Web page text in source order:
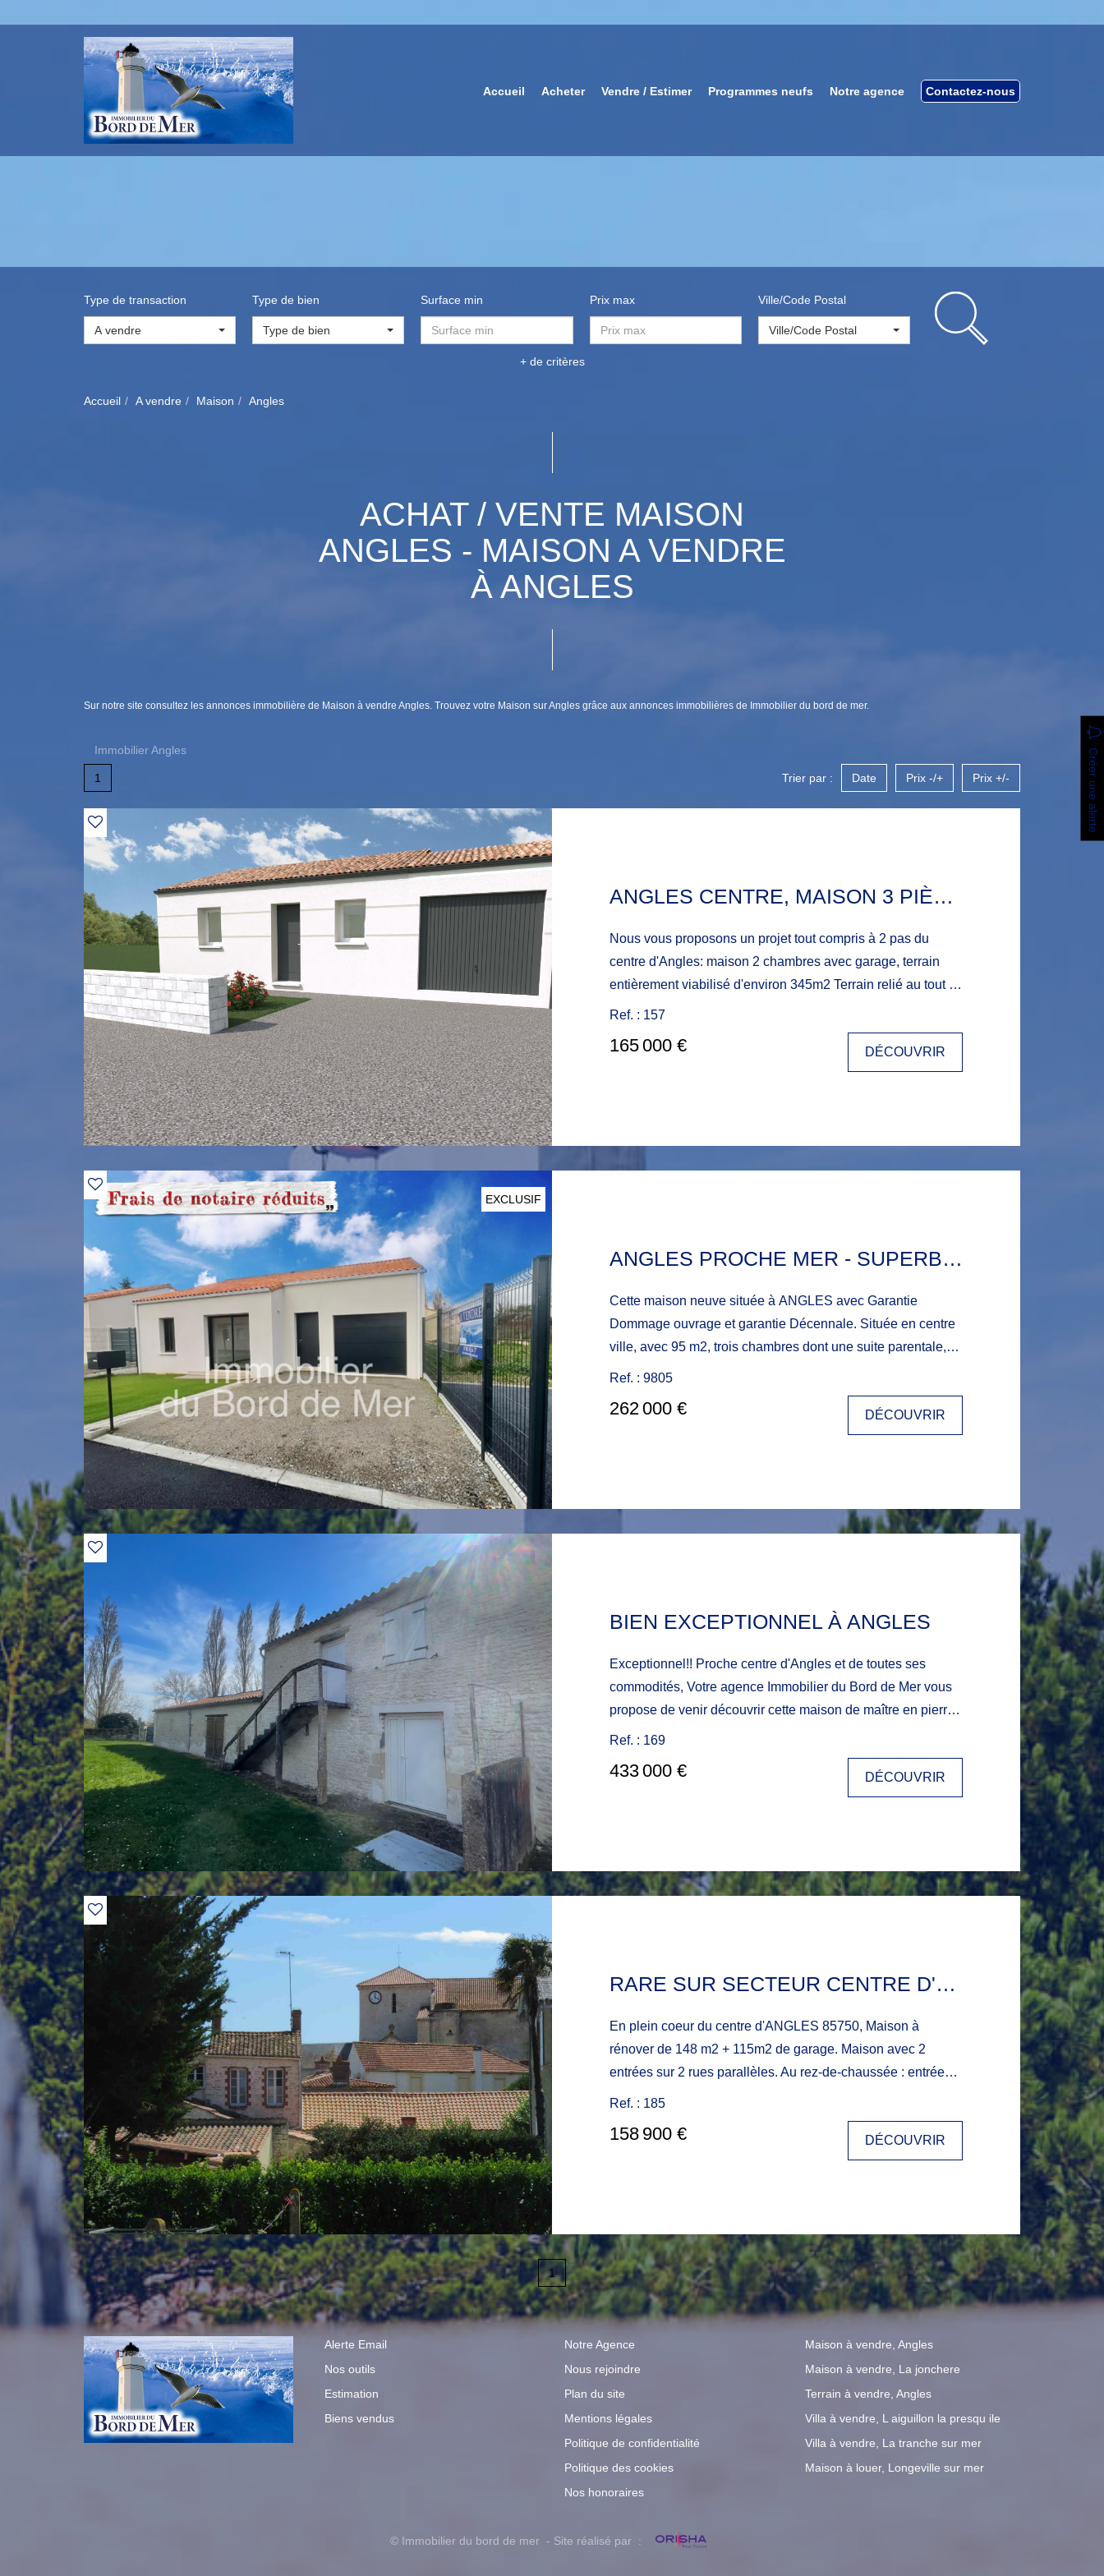
Accueil Acheter Vendre / Estimer Programmes neufs Notre agence Contactez-nous
Type de transaction
A vendre
Type de bien
Type de bien
Surface min Prix max Ville/Code Postal
Ville/Code Postal
+ de critères
Accueil A vendre Maison Angles
ACHAT / VENTE MAISON
ANGLES - MAISON A VENDRE
À ANGLES
Sur notre site consultez les annonces immobilière de Maison à vendre Angles. Trouvez votre Maison sur Angles grâce aux annonces immobilières de Immobilier du bord de mer.
Immobilier Angles Créer une alerte
1 Trier par : Date Prix -/+ Prix +/-
ANGLES CENTRE, MAISON 3 PIÈCES + GARAGE, 8MN DES PLAGES DE LA TRANCHE SUR MER
Nous vous proposons un projet tout compris à 2 pas du
centre d'Angles: maison 2 chambres avec garage, terrain
entièrement viabilisé d'environ 345m2 Terrain relié au tout à
l'égout. Devenez propriétaire pour le prix d'un loyer.
Constructeur sérieux et travail qualitatif. Venez découvrir le
terrain sur lequel votre maison sera construite, une situation
au calme, à 2 pas du centre d'Angles et à 8mn en voiture de
0788985677
Ref. : 157
165 000 € DÉCOUVRIR
EXCLUSIF
ANGLES PROCHE MER - SUPERBE MAISON 4 PIÈCES, NEUVE ET TOUTE ÉQUIPÉE LIVRÉE FIN JANVIER 2025 , AVEC FRAIS DE NOTAIRE RÉDUIT
Cette maison neuve située à ANGLES avec Garantie
Dommage ouvrage et garantie Décennale. Située en centre
ville, avec 95 m2, trois chambres dont une suite parentale,
c'est une maison spacieuse aux normes RE2020 qui vous
déco. La maison est aux normes PMR avec une pièce de vie
proximité avec la plage de la Tranche sur Mer à moins de
10mn. Venez découvrir ce bien qui bénéficie d'un excellent
Ref. : 9805
262 000 € DÉCOUVRIR
BIEN EXCEPTIONNEL À ANGLES
Exceptionnel!! Proche centre d'Angles et de toutes ses
commodités, Votre agence Immobilier du Bord de Mer vous
propose de venir découvrir cette maison de maître en pierre,
de plus de 240m2, 7 chambres à réhabiliter. Un très beau
potentiel avec toutes ses dépendances et son jardin de plus
d'un hectare. N'attendez plus
Ref. : 169
433 000 € DÉCOUVRIR
RARE SUR SECTEUR CENTRE D'ANGLES, MAISON À RÉNOVER DE148M2 ET 115M2 DE GARAGE.
En plein coeur du centre d'ANGLES 85750, Maison à
rénover de 148 m2 + 115m2 de garage. Maison avec 2
entrées sur 2 rues parallèles. Au rez-de-chaussée : entrée
avec placard, pièce de vie avec coin cuisine, wc, débarras,
garage 115.m2. A l'étage : pièce de vie de 26 m2 (coin
cuisine) avec grande baie de 4m donnant sur une terrasse
de + de 20m2, 1 salon de 45 m2, 2 chambres dont une avec
Commerces et écoles à pied N'attendez plus!
Ref. : 185
158 900 € DÉCOUVRIR
1
Alerte Email
Nos outils
Estimation
Biens vendus
Notre Agence
Nous rejoindre
Plan du site
Mentions légales
Politique de confidentialité
Politique des cookies
Nos honoraires
Maison à vendre, Angles
Maison à vendre, La jonchere
Terrain à vendre, Angles
Villa à vendre, L aiguillon la presqu ile
Villa à vendre, La tranche sur mer
Maison à louer, Longeville sur mer
© Immobilier du bord de mer - Site réalisé par :